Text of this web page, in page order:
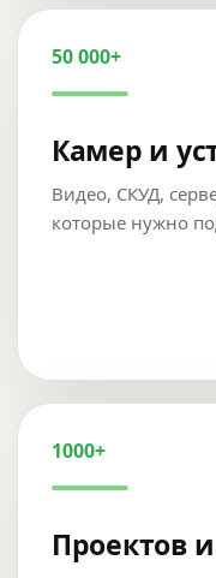
50 000+
Камер и
Видео, СКУД,
которые нужно
1000+
Проектов